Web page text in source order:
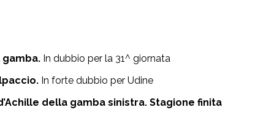
gamba. In dubbio per la 31^ giornata
In forte dubbio per Udine
della gamba sinistra. Stagione finita